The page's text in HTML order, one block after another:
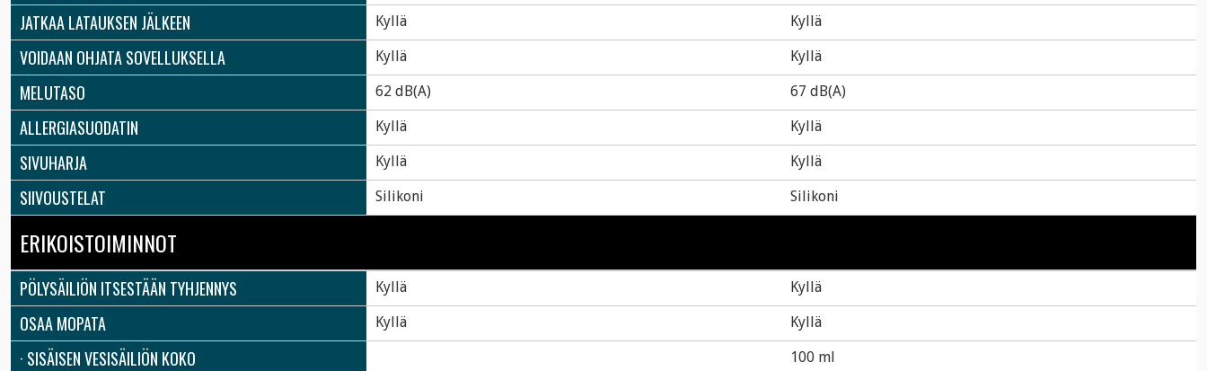
JATKAA LATAUKSEN JÄLKEEN Kyllä Kyllä
VOIDAAN OHJATA SOVELLUKSELLA Kyllä Kyllä
MELUTASO 62 dB(A) 67 dB(A)
ALLERGIASUODATIN Kyllä Kyllä
SIVUHARJA Kyllä Kyllä
SIIVOUSTELAT Silikoni Silikoni
ERIKOISTOIMINNOT
PÖLYSÄILIÖN ITSESTÄÄN TYHJENNYS Kyllä Kyllä
OSAA MOPATA Kyllä Kyllä
· SISÄISEN VESISÄILIÖN KOKO 100 ml